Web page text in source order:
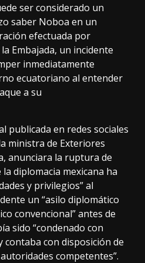
ser considerado un
saber Noboa en un
efectuada por
Embajada, un incidente
inmediatamente
ecuatoriano al entender
a su
publicada en redes sociales
ministra de Exteriores
anunciara la ruptura de
diplomacia mexicana ha
y privilegios” al
un “asilo diplomático
convencional” antes de
sido “condenado con
contaba con disposición de
competentes”.